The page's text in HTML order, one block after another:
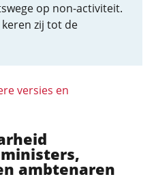
op non-activiteit.
zij tot de
versies en
ambtenaren